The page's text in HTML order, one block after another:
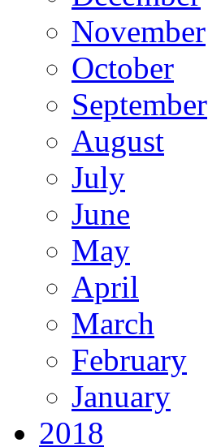
November
October
September
August
July
June
May
April
March
February
January
2018